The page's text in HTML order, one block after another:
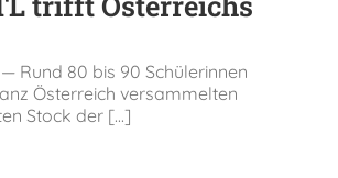
— Rund 80 bis 90 Schülerinnen
Österreich versammelten
Stock der [...]